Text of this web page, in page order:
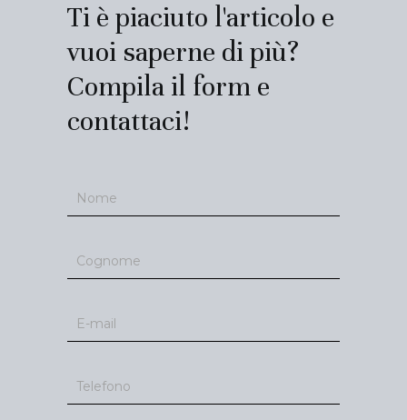
Ti è piaciuto l'articolo e
vuoi saperne di più?
Compila il form e
contattaci!